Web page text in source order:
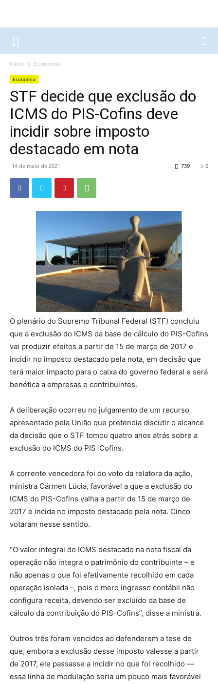
Início Economia
Economia
STF decide que exclusão do
ICMS do PIS-Cofins deve
incidir sobre imposto
destacado em nota
14 de maio de 2021 0
739
O plenário do Supremo Tribunal Federal (STF) concluiu
que a exclusão do ICMS da base de cálculo do PIS-Cofins
vai produzir efeitos a partir de 15 de março de 2017 e
incidir no imposto destacado pela nota, em decisão que
terá maior impacto para o caixa do governo federal e será
benéfica a empresas e contribuintes.
A deliberação ocorreu no julgamento de um recurso
apresentado pela União que pretendia discutir o alcance
da decisão que o STF tomou quatro anos atrás sobre a
exclusão do ICMS do PIS-Cofins.
A corrente vencedora foi do voto da relatora da ação,
ministra Cármen Lúcia, favorável a que a exclusão do
ICMS do PIS-Cofins valha a partir de 15 de março de
2017 e incida no imposto destacado pela nota. Cinco
votaram nesse sentido.
“O valor integral do ICMS destacado na nota fiscal da
operação não integra o patrimônio do contribuinte – e
não apenas o que foi efetivamente recolhido em cada
operação isolada –, pois o mero ingresso contábil não
configura receita, devendo ser excluído da base de
cálculo da contribuição do PIS-Cofins”, disse a ministra.
Outros três foram vencidos ao defenderem a tese de
que, embora a exclusão desse imposto valesse a partir
de 2017, ele passasse a incidir no que foi recolhido —
essa linha de modulação seria um pouco mais favorável